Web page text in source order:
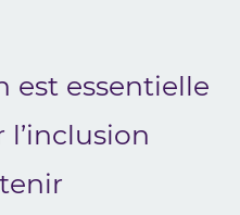
est essentielle